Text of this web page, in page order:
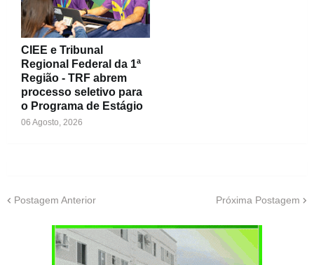
CIEE e Tribunal
Regional Federal da 1ª
Região - TRF abrem
processo seletivo para
o Programa de Estágio
06 Agosto, 2026
Postagem Anterior Próxima Postagem